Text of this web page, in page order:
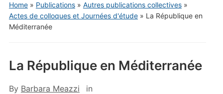
Home» Publications» Autres publications collectives»
Actes de colloques et Journées d'étude» La République en
Méditerranée
La République en Méditerranée
By Barbara Meazzi in